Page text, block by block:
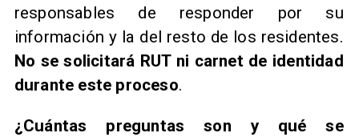
responsables de responder por su
información y la del resto de los residentes.
No se solicitará RUT ni carnet de identidad
durante este proceso.
¿Cuántas preguntas son y qué se